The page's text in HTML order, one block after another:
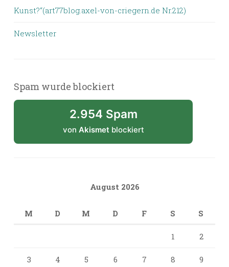
Kunst?“(art77blog.axel-von-criegern.de Nr.212)
Newsletter
Spam wurde blockiert
2.954 Spam
von Akismet blockiert
August 2026
M D M D F S S
1 2
3 4 5 6 7 8 9